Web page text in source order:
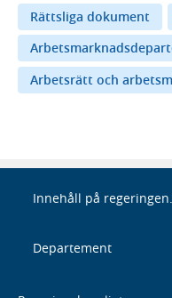
Rättsliga dokument
Arbetsrätt och
Innehåll på
Departement